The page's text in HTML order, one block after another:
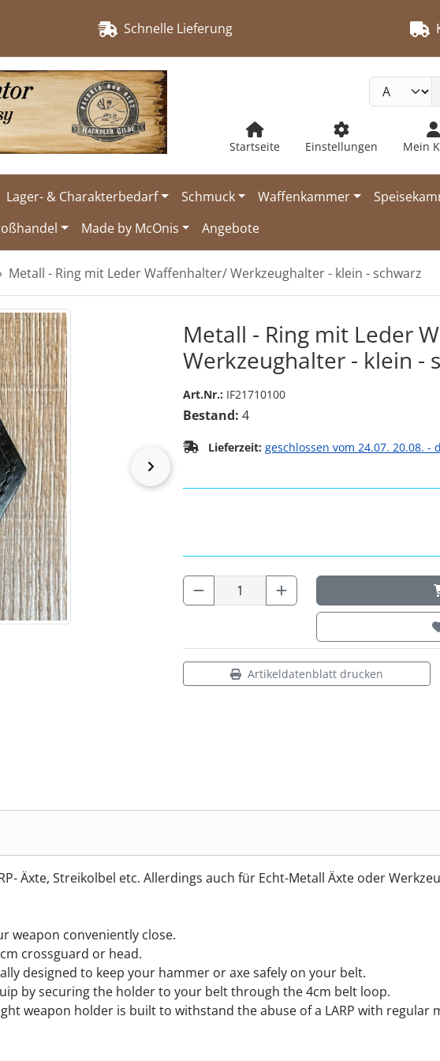
Schnelle Lieferung
Startseite Einstellungen Mein
Lager- & Charakterbedarf Schmuck Waffenkammer
Made by McOnis Angebote
Metall - Ring mit Leder Waffenhalter/ Werkzeughalter - klein - schwarz
Metall - Ring mit Leder
Werkzeughalter - klein -
Art.Nr.: IF21710100
Bestand: 4
Lieferzeit: geschlossen vom 24.07. 20.08. -
" und "Vor-Button" nutzen, um zwischen den Bildern zu navigieren.
Artikeldatenblatt drucken
Äxte, Streikolbel etc. Allerdings auch für Echt-Metall Äxte oder
weapon conveniently close.
crossguard or head.
designed to keep your hammer or axe safely on your belt.
by securing the holder to your belt through the 4cm belt loop.
weapon holder is built to withstand the abuse of a LARP with regular